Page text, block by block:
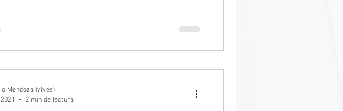
Mendoza (vives)
2 min de lectura